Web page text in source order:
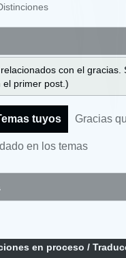
con el
el primer post.)
tuyos Gracias
en los temas
en proceso /